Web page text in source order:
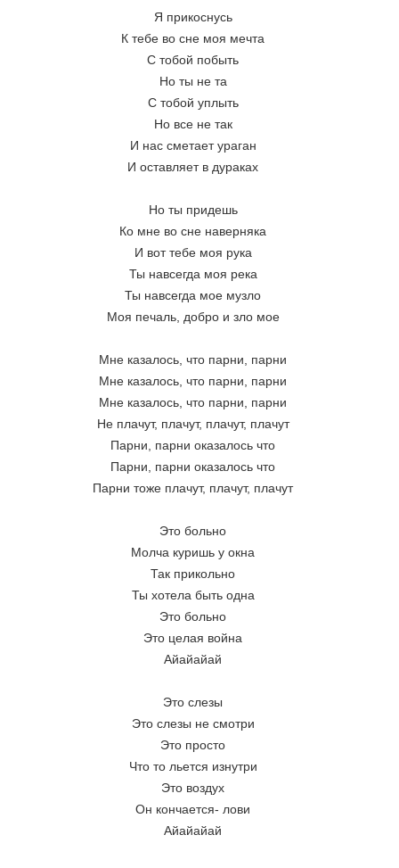
Я прикоснусь
К тебе во сне моя мечта
С тобой побыть
Но ты не та
С тобой уплыть
Но все не так
И нас сметает ураган
И оставляет в дураках
Но ты придешь
Ко мне во сне наверняка
И вот тебе моя рука
Ты навсегда моя река
Ты навсегда мое музло
Моя печаль, добро и зло мое
Мне казалось, что парни, парни
Мне казалось, что парни, парни
Мне казалось, что парни, парни
Не плачут, плачут, плачут, плачут
Парни, парни оказалось что
Парни, парни оказалось что
Парни тоже плачут, плачут, плачут
Это больно
Молча куришь у окна
Так прикольно
Ты хотела быть одна
Это больно
Это целая война
Айайайай
Это слезы
Это слезы не смотри
Это просто
Что то льется изнутри
Это воздух
Он кончается- лови
Айайайай